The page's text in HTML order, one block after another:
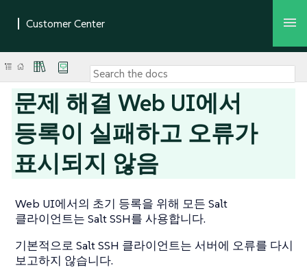
문제 해결 Web UI에서
등록이 실패하고 오류가
표시되지 않음
Web UI에서의 초기 등록을 위해 모든 Salt
클라이언트는 Salt SSH를 사용합니다.
기본적으로 Salt SSH 클라이언트는 서버에 오류를 다시
보고하지 않습니다.